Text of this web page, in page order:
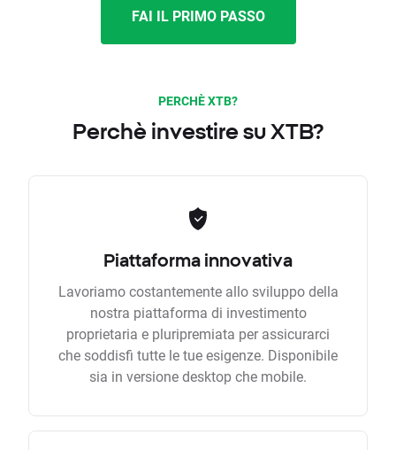
FAI IL PRIMO PASSO
PERCHÈ XTB?
Perchè investire su XTB?
Piattaforma innovativa
Lavoriamo costantemente allo sviluppo della
nostra piattaforma di investimento
proprietaria e pluripremiata per assicurarci
che soddisfi tutte le tue esigenze. Disponibile
sia in versione desktop che mobile.